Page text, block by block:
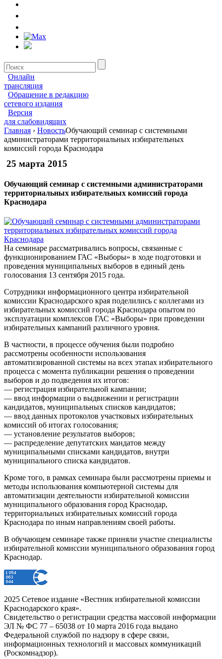
Онлайн
трансляция
Обращение в редакцию
сетевого издания
Версия
для слабовидящих
Главная › НовостьОбучающий семинар с системными
администраторами территориальных избирательных
комиссий города Краснодара
25 марта 2015
Обучающий семинар с системными администраторами
территориальных избирательных комиссий города
Краснодара
На семинаре рассматривались вопросы, связанные с
функционированием ГАС «Выборы» в ходе подготовки и
проведения муниципальных выборов в единый день
голосования 13 сентября 2015 года.
Сотрудники информационного центра избирательной
комиссии Краснодарского края поделились с коллегами из
избирательных комиссий города Краснодара опытом по
эксплуатации комплексов ГАС «Выборы» при проведении
избирательных кампаний различного уровня.
В частности, в процессе обучения были подробно
рассмотрены особенности использования
автоматизированной системы на всех этапах избирательного
процесса с момента публикации решения о проведении
выборов и до подведения их итогов:
— регистрация избирательной кампании;
— ввод информации о выдвижении и регистрации
кандидатов, муниципальных списков кандидатов;
— ввод данных протоколов участковых избирательных
комиссий об итогах голосования;
— установление результатов выборов;
— распределение депутатских мандатов между
муниципальными списками кандидатов, внутри
муниципального списка кандидатов.
Кроме того, в рамках семинара были рассмотрены приемы и
методы использования компьютерной системы для
автоматизации деятельности избирательной комиссии
муниципального образования город Краснодар,
территориальных избирательных комиссий города
Краснодара по иным направлениям своей работы.
В обучающем семинаре также приняли участие специалисты
избирательной комиссии муниципального образования город
Краснодар.
2025 Сетевое издание «Вестник избирательной комиссии
Краснодарского края».
Свидетельство о регистрации средства массовой информации
ЭЛ № ФС 77 – 65038 от 10 марта 2016 года выдано
Федеральной службой по надзору в сфере связи,
информационных технологий и массовых коммуникаций
(Роскомнадзор).